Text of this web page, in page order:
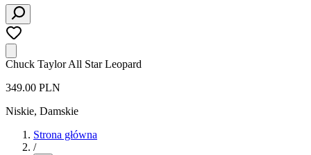
Chuck Taylor All Star Leopard
349.00 PLN
Niskie, Damskie
Strona główna
/